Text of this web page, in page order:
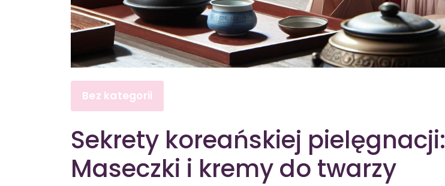
Bez kategorii
Sekrety koreańskiej pielęgnacji:
Maseczki i kremy do twarzy